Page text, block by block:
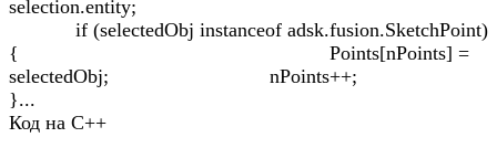
selection.entity;
if (selectedObj instanceof adsk.fusion.SketchPoint)
{ Points[nPoints] =
selectedObj; nPoints++;
}...
Код на С++